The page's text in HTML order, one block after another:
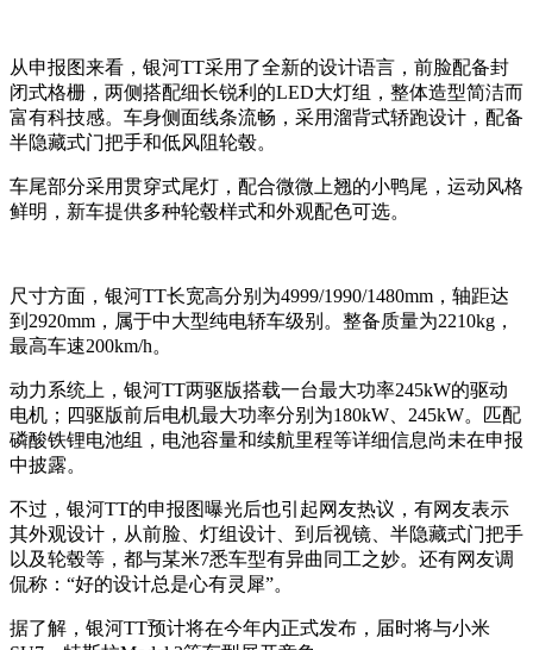
从申报图来看，银河TT采用了全新的设计语言，前脸配备封
闭式格栅，两侧搭配细长锐利的LED大灯组，整体造型简洁而
富有科技感。车身侧面线条流畅，采用溜背式轿跑设计，配备
半隐藏式门把手和低风阻轮毂。
车尾部分采用贯穿式尾灯，配合微微上翘的小鸭尾，运动风格
鲜明，新车提供多种轮毂样式和外观配色可选。
尺寸方面，银河TT长宽高分别为4999/1990/1480mm，轴距达
到2920mm，属于中大型纯电轿车级别。整备质量为2210kg，
最高车速200km/h。
动力系统上，银河TT两驱版搭载一台最大功率245kW的驱动
电机；四驱版前后电机最大功率分别为180kW、245kW。匹配
磷酸铁锂电池组，电池容量和续航里程等详细信息尚未在申报
中披露。
不过，银河TT的申报图曝光后也引起网友热议，有网友表示
其外观设计，从前脸、灯组设计、到后视镜、半隐藏式门把手
以及轮毂等，都与某米7悉车型有异曲同工之妙。还有网友调
侃称：“好的设计总是心有灵犀”。
据了解，银河TT预计将在今年内正式发布，届时将与小米